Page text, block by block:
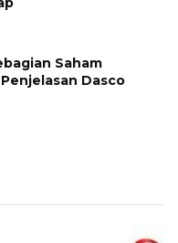
Saham
Dasco